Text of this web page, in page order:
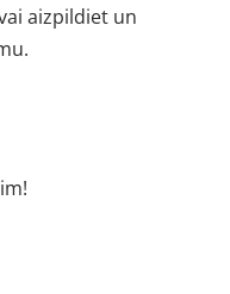
aizpildiet un